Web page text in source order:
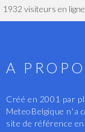
1932 visiteurs en ligne
A
Créé en 2001 par
MeteoBelgique n'a
site de référence